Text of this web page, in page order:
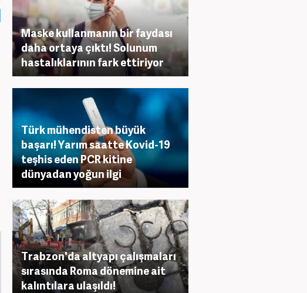
Maske kullanmanın bir faydası
daha ortaya çıktı! Solunum
hastalıklarının fark ettiriyor
Türk mühendisten büyük
başarı! Yarım saatte Kovid-19
teşhis eden PCR kitine
dünyadan yoğun ilgi
Trabzon'da altyapı çalışmaları
sırasında Roma dönemine ait
kalıntılara ulaşıldı!